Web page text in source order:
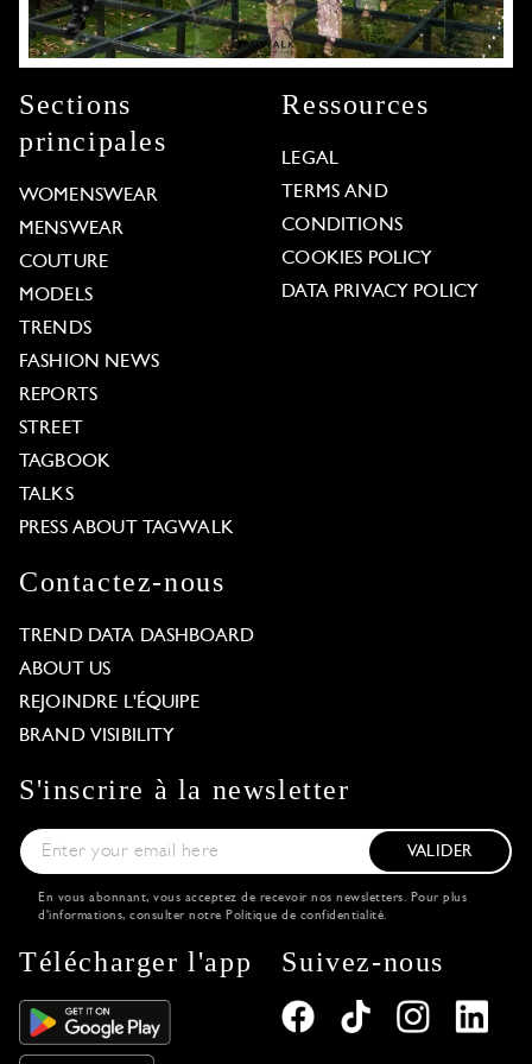
Sections
principales
WOMENSWEAR
MENSWEAR
COUTURE
MODELS
TRENDS
FASHION NEWS
REPORTS
STREET
TAGBOOK
TALKS
PRESS ABOUT TAGWALK
Ressources
LEGAL
TERMS AND
CONDITIONS
COOKIES POLICY
DATA PRIVACY POLICY
Contactez-nous
TREND DATA DASHBOARD
ABOUT US
REJOINDRE L'ÉQUIPE
BRAND VISIBILITY
S'inscrire à la newsletter
VALIDER
En vous abonnant, vous acceptez de recevoir nos newsletters. Pour plus
d'informations, consulter notre Politique de confidentialité.
Télécharger l'app Suivez-nous